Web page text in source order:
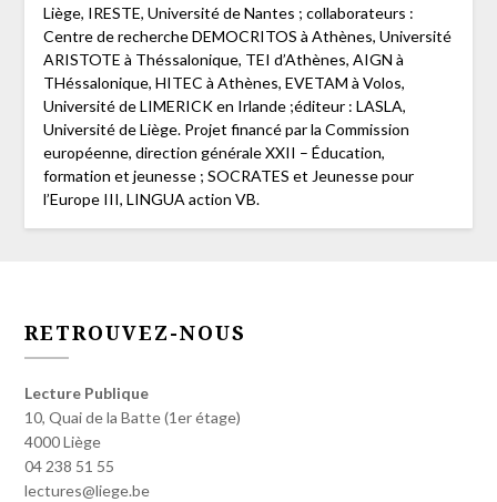
Liège, IRESTE, Université de Nantes ; collaborateurs :
Centre de recherche DEMOCRITOS à Athènes, Université
ARISTOTE à Théssalonique, TEI d’Athènes, AIGN à
THéssalonique, HITEC à Athènes, EVETAM à Volos,
Université de LIMERICK en Irlande ;éditeur : LASLA,
Université de Liège. Projet financé par la Commission
européenne, direction générale XXII – Éducation,
formation et jeunesse ; SOCRATES et Jeunesse pour
l’Europe III, LINGUA action VB.
RETROUVEZ-NOUS
Lecture Publique
10, Quai de la Batte (1er étage)
4000 Liège
04 238 51 55
lectures@liege.be